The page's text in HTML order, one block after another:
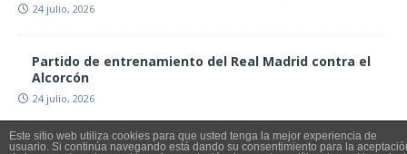
24 julio, 2026
Partido de entrenamiento del Real Madrid contra el
Alcorcón
24 julio, 2026
Este sitio web utiliza cookies para que usted tenga la mejor experiencia de
usuario. Si continúa navegando está dando su consentimiento para la